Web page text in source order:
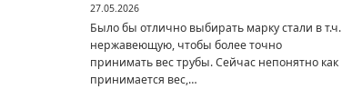
27.05.2026
Было бы отлично выбирать марку стали в т.ч.
нержавеющую, чтобы более точно
принимать вес трубы. Сейчас непонятно как
принимается вес,…